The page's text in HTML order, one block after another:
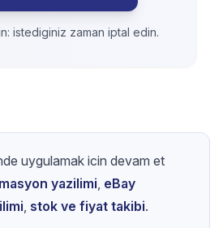
istediginiz zaman iptal edin.
uygulamak icin devam et
yazilimi, eBay
, stok ve fiyat takibi.